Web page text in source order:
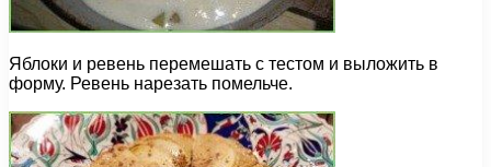
Яблоки и ревень перемешать с тестом и выложить в
форму. Ревень нарезать помельче.